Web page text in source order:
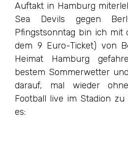
Auftakt in Hamburg
Sea Devils gegen
Pfingstsonntag bin ich mit
dem 9 Euro-Ticket) von
Heimat Hamburg
bestem Sommerwetter
darauf, mal wieder
Football live im Stadion
es: